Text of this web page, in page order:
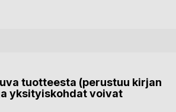
tuotteesta (perustuu kirjan
yksityiskohdat voivat